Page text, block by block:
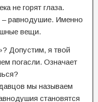
не горят глаза.
равнодушие. Именно
вещи.
Допустим, я твой
погасли. Означает
мы называем
становятся